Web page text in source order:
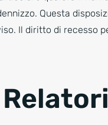
Questa
Il diritto di recesso